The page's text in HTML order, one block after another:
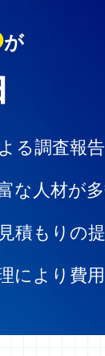
が
る調査報
な人材が
積もりの
により費